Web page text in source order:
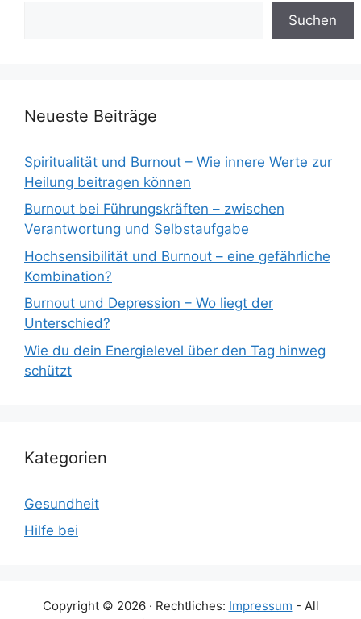
Suchen
Neueste Beiträge
Spiritualität und Burnout – Wie innere Werte zur
Heilung beitragen können
Burnout bei Führungskräften – zwischen
Verantwortung und Selbstaufgabe
Hochsensibilität und Burnout – eine gefährliche
Kombination?
Burnout und Depression – Wo liegt der
Unterschied?
Wie du dein Energielevel über den Tag hinweg
schützt
Kategorien
Gesundheit
Hilfe bei
Copyright © 2026 · Rechtliches: Impressum - All